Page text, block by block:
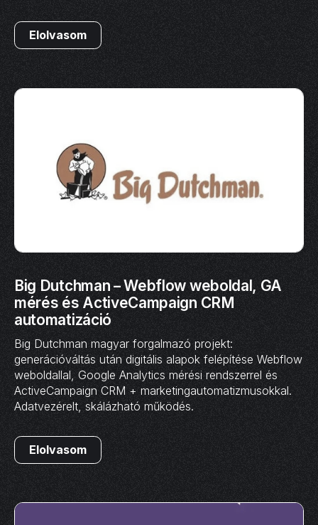
Elolvasom
Big Dutchman – Webflow weboldal, GA
mérés és ActiveCampaign CRM
automatizáció
Big Dutchman magyar forgalmazó projekt:
generációváltás után digitális alapok felépítése Webflow
weboldallal, Google Analytics mérési rendszerrel és
ActiveCampaign CRM + marketingautomatizmusokkal.
Adatvezérelt, skálázható működés.
Elolvasom